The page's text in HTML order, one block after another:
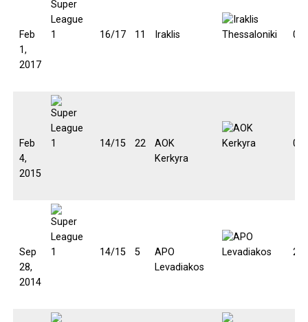
Feb
1,
2017
16/17 11 Iraklis 0:0
Feb
4,
2015
14/15 22
AOK
Kerkyra
0:0
Sep
28,
2014
14/15 5
APO
Levadiakos
2:3